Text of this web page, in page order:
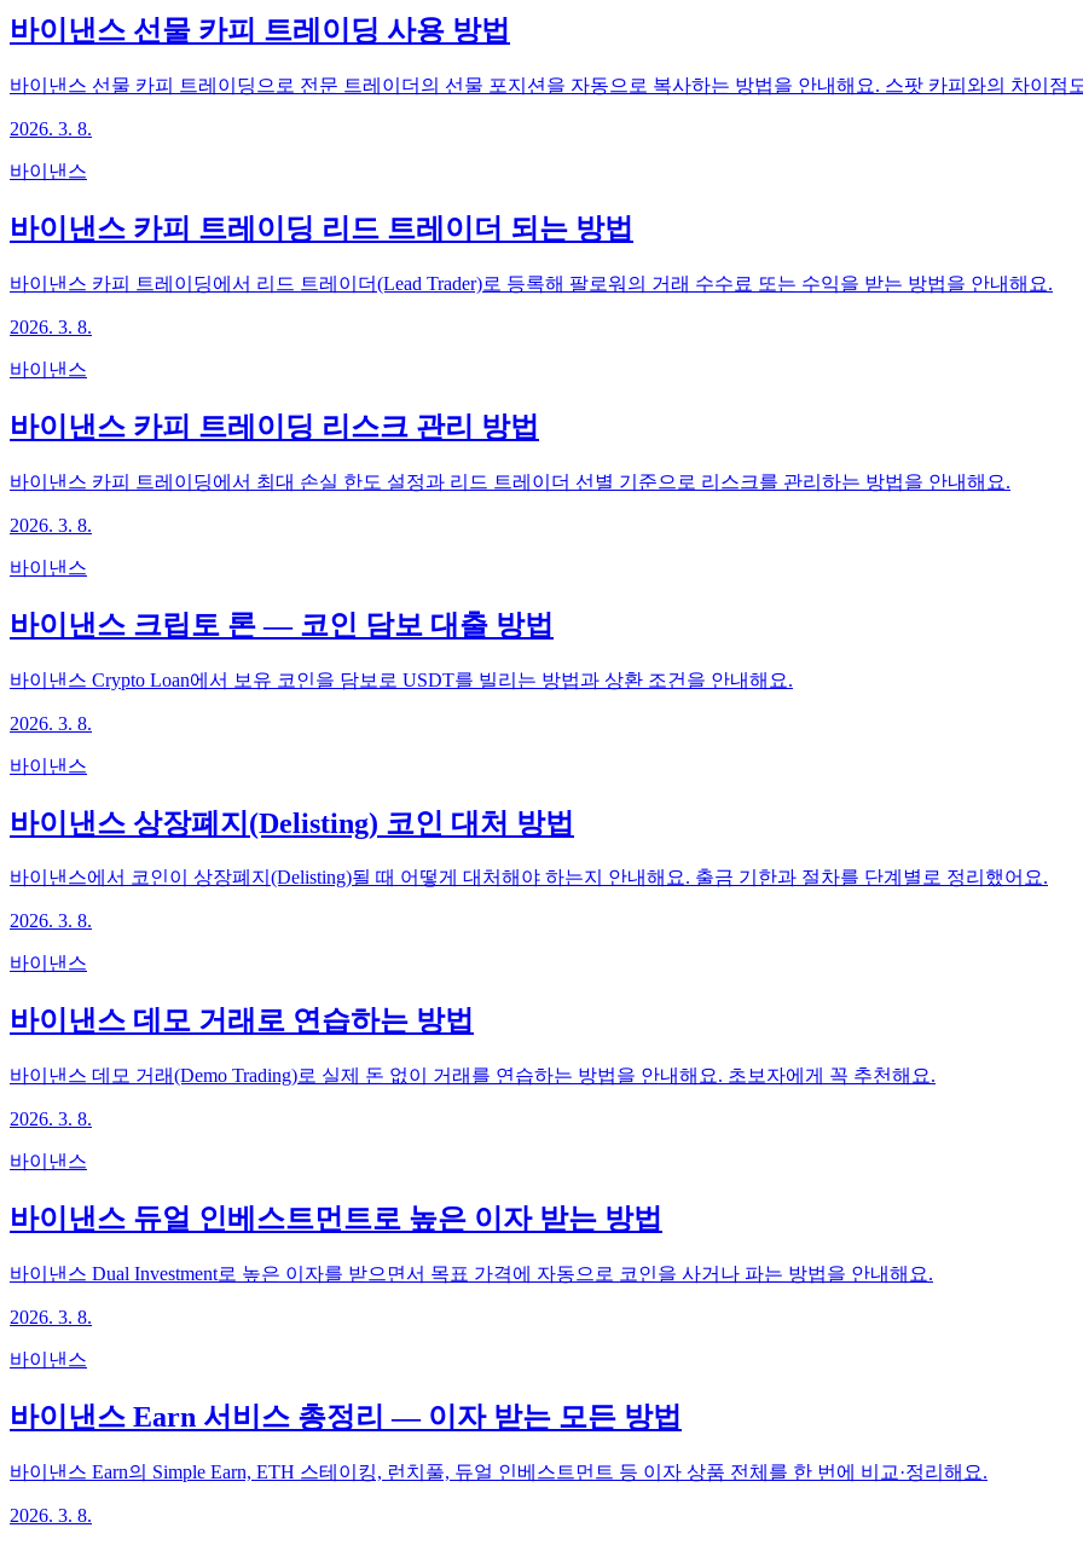
바이낸스 선물 카피 트레이딩 사용 방법
바이낸스 선물 카피 트레이딩으로 전문 트레이더의 선물 포지션을 자동으로 복사하는 방법을 안내해요. 스팟 카피와의 차이점
2026. 3. 8.
바이낸스
바이낸스 카피 트레이딩 리드 트레이더 되는 방법
바이낸스 카피 트레이딩에서 리드 트레이더(Lead Trader)로 등록해 팔로워의 거래 수수료 또는 수익을 받는 방법을 안내해요.
2026. 3. 8.
바이낸스
바이낸스 카피 트레이딩 리스크 관리 방법
바이낸스 카피 트레이딩에서 최대 손실 한도 설정과 리드 트레이더 선별 기준으로 리스크를 관리하는 방법을 안내해요.
2026. 3. 8.
바이낸스
바이낸스 크립토 론 — 코인 담보 대출 방법
바이낸스 Crypto Loan에서 보유 코인을 담보로 USDT를 빌리는 방법과 상환 조건을 안내해요.
2026. 3. 8.
바이낸스
바이낸스 상장폐지(Delisting) 코인 대처 방법
바이낸스에서 코인이 상장폐지(Delisting)될 때 어떻게 대처해야 하는지 안내해요. 출금 기한과 절차를 단계별로 정리했어요.
2026. 3. 8.
바이낸스
바이낸스 데모 거래로 연습하는 방법
바이낸스 데모 거래(Demo Trading)로 실제 돈 없이 거래를 연습하는 방법을 안내해요. 초보자에게 꼭 추천해요.
2026. 3. 8.
바이낸스
바이낸스 듀얼 인베스트먼트로 높은 이자 받는 방법
바이낸스 Dual Investment로 높은 이자를 받으면서 목표 가격에 자동으로 코인을 사거나 파는 방법을 안내해요.
2026. 3. 8.
바이낸스
바이낸스 Earn 서비스 총정리 — 이자 받는 모든 방법
바이낸스 Earn의 Simple Earn, ETH 스테이킹, 런치풀, 듀얼 인베스트먼트 등 이자 상품 전체를 한 번에 비교·정리해요.
2026. 3. 8.